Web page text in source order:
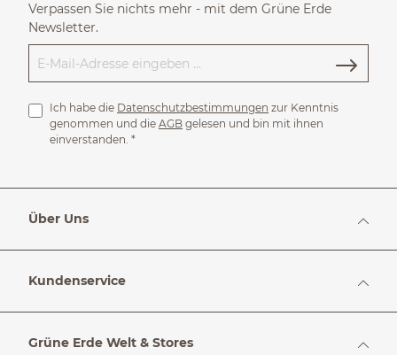
Verpassen Sie nichts mehr - mit dem Grüne Erde
Newsletter.
Ich habe die Datenschutzbestimmungen zur Kenntnis
genommen und die AGB gelesen und bin mit ihnen
einverstanden. *
Über Uns
Kundenservice
Grüne Erde Welt & Stores